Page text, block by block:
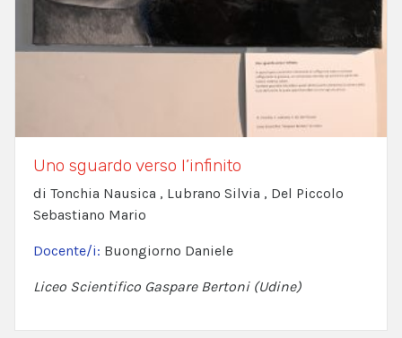
Uno sguardo verso l’infinito
di Tonchia Nausica , Lubrano Silvia , Del Piccolo
Sebastiano Mario
Docente/i: Buongiorno Daniele
Liceo Scientifico Gaspare Bertoni (Udine)